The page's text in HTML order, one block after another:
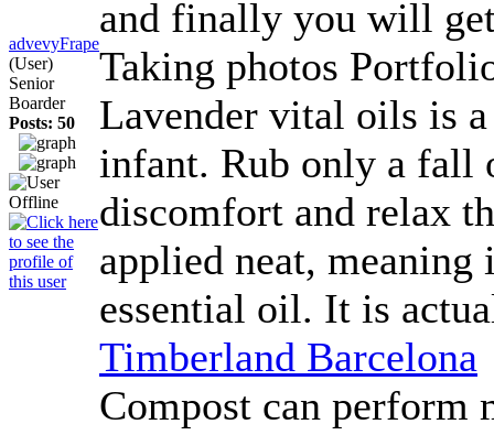
advevyFrape
(User)
Senior
Boarder
Posts: 50
and finally you will
Taking photos
Lavender vital oils is
infant. Rub only a fall
discomfort and relax
applied neat,
essential oil. It is
Timberland Barcelona
Compost can perform